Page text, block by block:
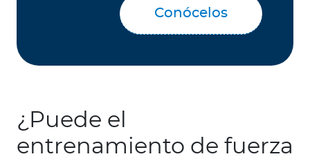
Conócelos
¿Puede el
entrenamiento de fuerza